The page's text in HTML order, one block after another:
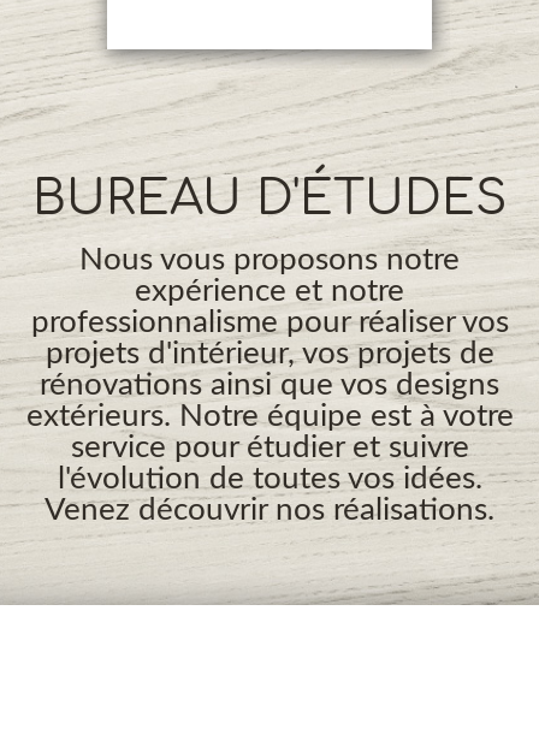
BUREAU D'ÉTUDES
Nous vous proposons notre
expérience et notre
professionnalisme pour réaliser vos
projets d'intérieur, vos projets de
rénovations ainsi que vos designs
extérieurs. Notre équipe est à votre
service pour étudier et suivre
l'évolution de toutes vos idées.
Venez découvrir nos réalisations.